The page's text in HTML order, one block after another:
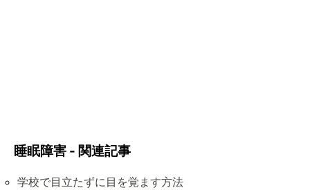
睡眠障害 - 関連記事
学校で目立たずに目を覚ます方法